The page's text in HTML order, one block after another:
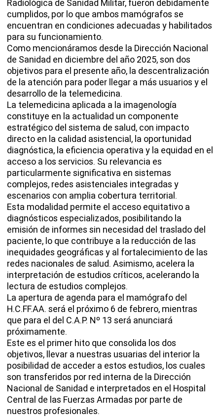
Radiológica de Sanidad Militar, fueron debidamente
cumplidos, por lo que ambos mamógrafos se
encuentran en condiciones adecuadas y habilitados
para su funcionamiento.
Como mencionáramos desde la Dirección Nacional
de Sanidad en diciembre del año 2025, son dos
objetivos para el presente año, la descentralización
de la atención para poder llegar a más usuarios y el
desarrollo de la telemedicina.
La telemedicina aplicada a la imagenología
constituye en la actualidad un componente
estratégico del sistema de salud, con impacto
directo en la calidad asistencial, la oportunidad
diagnóstica, la eficiencia operativa y la equidad en el
acceso a los servicios. Su relevancia es
particularmente significativa en sistemas
complejos, redes asistenciales integradas y
escenarios con amplia cobertura territorial.
Esta modalidad permite el acceso equitativo a
diagnósticos especializados, posibilitando la
emisión de informes sin necesidad del traslado del
paciente, lo que contribuye a la reducción de las
inequidades geográficas y al fortalecimiento de las
redes nacionales de salud. Asimismo, acelera la
interpretación de estudios críticos, acelerando la
lectura de estudios complejos.
La apertura de agenda para el mamógrafo del
H.C.FF.AA. será el próximo 6 de febrero, mientras
que para el del C.A.P. Nº 13 será anunciará
próximamente.
Este es el primer hito que consolida los dos
objetivos, llevar a nuestras usuarias del interior la
posibilidad de acceder a estos estudios, los cuales
son transferidos por red interna de la Dirección
Nacional de Sanidad e interpretados en el Hospital
Central de las Fuerzas Armadas por parte de
nuestros profesionales.